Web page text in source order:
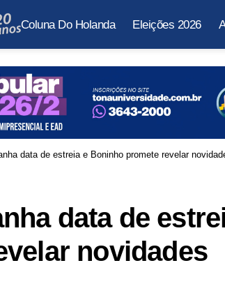
Coluna Do Holanda Eleições 2026
data de estreia e Boninho promete revelar
data de
novidades